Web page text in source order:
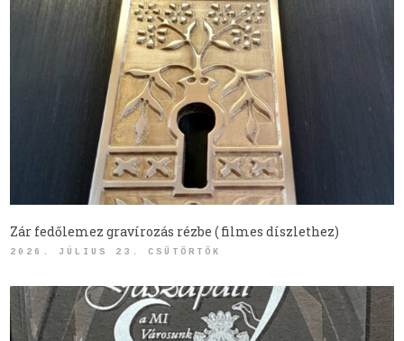
Zár fedőlemez gravírozás rézbe ( filmes díszlethez)
2026. JÚLIUS 23. CSÜTÖRTÖK